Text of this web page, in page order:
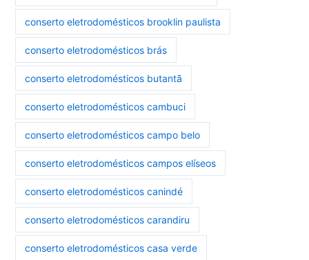
conserto eletrodomésticos brooklin paulista
conserto eletrodomésticos brás
conserto eletrodomésticos butantã
conserto eletrodomésticos cambuci
conserto eletrodomésticos campo belo
conserto eletrodomésticos campos elíseos
conserto eletrodomésticos canindé
conserto eletrodomésticos carandiru
conserto eletrodomésticos casa verde